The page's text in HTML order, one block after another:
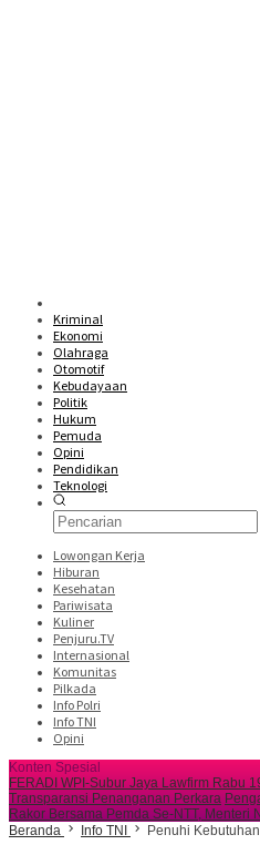
Kriminal
Ekonomi
Olahraga
Otomotif
Kebudayaan
Politik
Hukum
Pemuda
Opini
Pendidikan
Teknologi
Lowongan Kerja
Hiburan
Kesehatan
Pariwisata
Kuliner
Penjuru.TV
Internasional
Komunitas
Pilkada
Info Polri
Info TNI
Opini
Konten Spesial
FERADI WPI-Subur Jaya Lawfirm Rabu
Transparansi Penanganan Perkara
Rakor Bersama Pemda Se-NTT,
Beranda
Info TNI Penuhi